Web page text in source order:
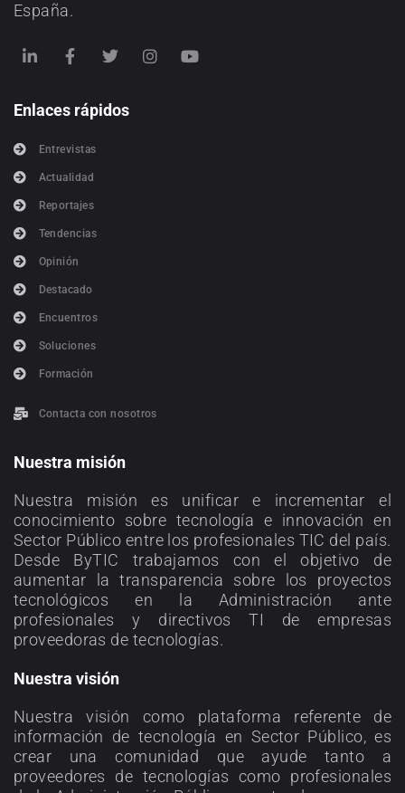
España.
Enlaces rápidos
Entrevistas
Actualidad
Reportajes
Tendencias
Opinión
Destacado
Encuentros
Soluciones
Formación
Contacta con nosotros
Nuestra misión
Nuestra misión es unificar e incrementar el
conocimiento sobre tecnología e innovación en
Sector Público entre los profesionales TIC del país.
Desde ByTIC trabajamos con el objetivo de
aumentar la transparencia sobre los proyectos
tecnológicos en la Administración ante
profesionales y directivos TI de empresas
proveedoras de tecnologías.
Nuestra visión
Nuestra visión como plataforma referente de
información de tecnología en Sector Público, es
crear una comunidad que ayude tanto a
proveedores de tecnologías como profesionales